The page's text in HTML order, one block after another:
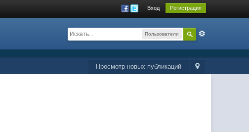
Вход Регистрация
Пользователи
Просмотр новых публикаций